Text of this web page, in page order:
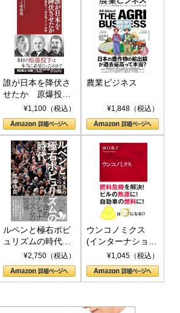
誰が日本を降伏さ
せたか 原爆投
下、ソ連参戦、そ
して聖断 (PHP新
書)
¥1,100（税込）
農業ビジネス
¥1,848（税込）
ルペンと極右ポピ
ュリズムの時代：
〈ヤヌス〉の二つ
の顔
¥2,750（税込）
ウンコノミクス
(インターナショナ
ル新書)¥1,045（税込）